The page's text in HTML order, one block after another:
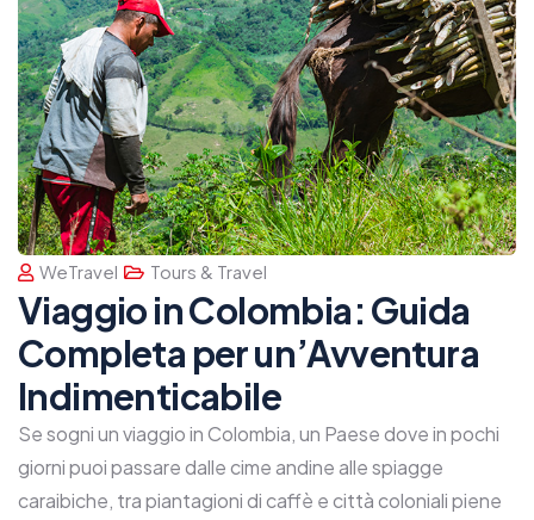
WeTravel Tours & Travel
Viaggio in Colombia: Guida
Completa per un’Avventura
Indimenticabile
Se sogni un viaggio in Colombia, un Paese dove in pochi
giorni puoi passare dalle cime andine alle spiagge
caraibiche, tra piantagioni di caffè e città coloniali piene